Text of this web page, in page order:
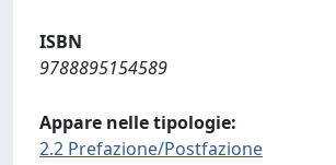
ISBN
9788895154589
Appare nelle tipologie:
2.2 Prefazione/Postfazione